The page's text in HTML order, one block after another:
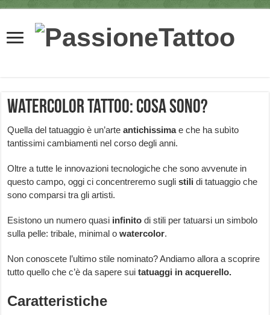
Watercolor tattoo: cosa sono?
Quella del tatuaggio è un’arteantichissimae che ha subìto
tantissimi cambiamenti nel corso degli anni.
Oltre a tutte le innovazioni tecnologiche che sono avvenute in
questo campo, oggi ci concentreremo suglistili di tatuaggio che
sono comparsi tra gli artisti.
Esistono un numero quasi infinito di stili per tatuarsi un simbolo
sulla pelle: tribale, minimal owatercolor.
Non conoscete l’ultimo stile nominato? Andiamo allora a scoprire
tutto quello che c’è da sapere suitatuaggi in acquerello.
Caratteristiche